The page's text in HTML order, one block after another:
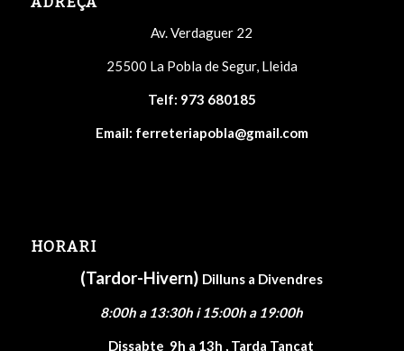
Av. Verdaguer 22
25500 La Pobla de Segur, Lleida
Telf: 973 680185
Email: ferreteriapobla@gmail.com
HORARI
(Tardor-Hivern) Dilluns a Divendres
8:00h a 13:30h i 15:00h a 19:00h
Dissabte 9h a 13h , Tarda Tancat